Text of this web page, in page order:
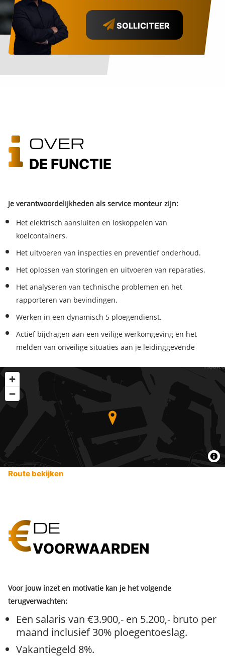
SOLLICITEER
OVER
DE FUNCTIE
Je verantwoordelijkheden als service monteur zijn:
Het elektrisch aansluiten en loskoppelen van
koelcontainers.
Het uitvoeren van inspecties en preventief onderhoud.
Het oplossen van storingen en uitvoeren van reparaties.
Het analyseren van technische problemen en het
rapporteren van bevindingen.
Werken in een dynamisch 5 ploegendienst.
Actief bijdragen aan een veilige werkomgeving en het
melden van onveilige situaties aan je leidinggevende
Route bekijken
DE
VOORWAARDEN
Voor jouw inzet en motivatie kan je het volgende
terugverwachten:
Een salaris van €3.900,- en 5.200,- bruto per
maand inclusief 30% ploegentoeslag.
Vakantiegeld 8%.